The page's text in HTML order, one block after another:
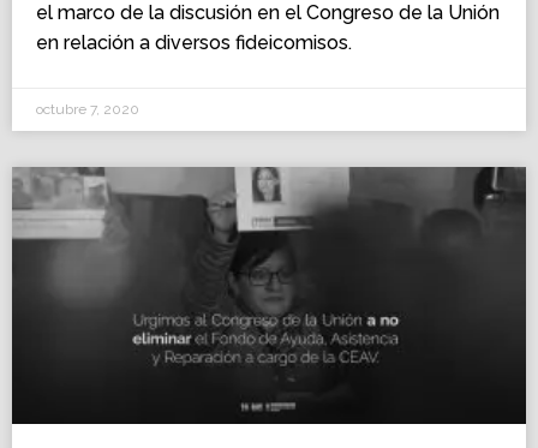
el marco de la discusión en el Congreso de la Unión
en relación a diversos fideicomisos.
octubre 7, 2020